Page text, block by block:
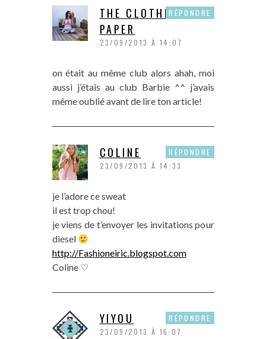
THE CLOTHES
PAPER
23/09/2013 À 14:07
on était au même club alors ahah, moi
aussi j’étais au club Barbie ^^ j’avais
même oublié avant de lire ton article!
RÉPONDRE
COLINE
23/09/2013 À 14:33
je l’adore ce sweat
il est trop chou!
je viens de t’envoyer les invitations pour
diesel
http://Fashioneiric.blogspot.com
Coline ♡
RÉPONDRE
YIYOU
23/09/2013 À 16:07
RÉPONDRE